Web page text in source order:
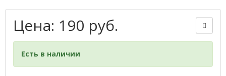
Цена: 190 руб.
Есть в наличии